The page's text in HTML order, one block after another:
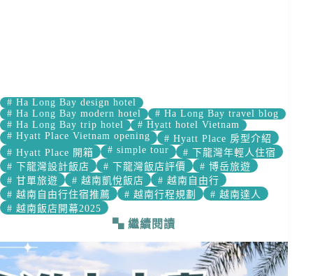
# Ha Long Bay design hotel
# Ha Long Bay modern hotel # Ha Long Bay travel blog
# Ha Long Bay trip hotel # Hyatt hotel Vietnam
# Hyatt Place Vietnam opening # Hyatt Place 房型介紹
# Hyatt Place 開箱 # simple tour # 下龍灣年輕人住宿
# 下龍灣設計飯店 # 下龍灣飯店評價 # 博岳旅遊
# 甘單旅遊 # 越南凱悅飯店 # 越南自由行
# 越南自由行住宿推薦 # 越南行程規劃 # 越南達人
# 越南飯店開幕2025
繼續閱讀